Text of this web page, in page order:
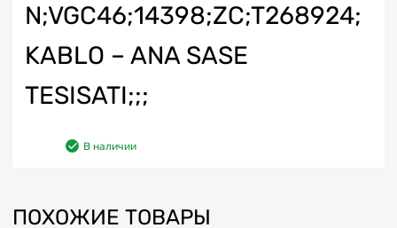
N;VGC46;14398;ZC;T268924;
KABLO – ANA SASE
TESISATI;;;
В наличии
ПОХОЖИЕ ТОВАРЫ